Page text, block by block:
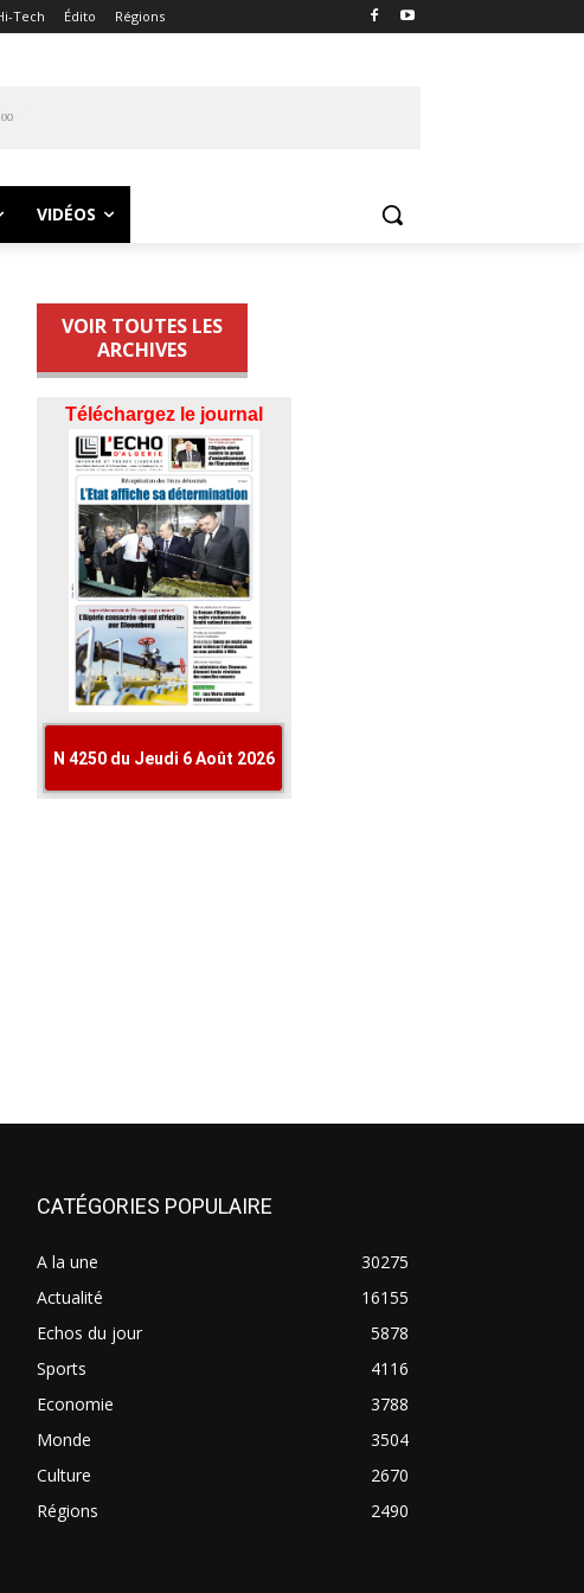
Tech Édito Régions
VIDÉOS
VOIR TOUTES LES
ARCHIVES
CATÉGORIES POPULAIRE
A la une
30275
Actualité
16155
Echos du jour
5878
Sports
4116
Economie
3788
Monde
3504
Culture
2670
Régions
2490